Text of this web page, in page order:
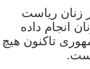
زنان ریاست
انجام داده
تاکنون هیچ